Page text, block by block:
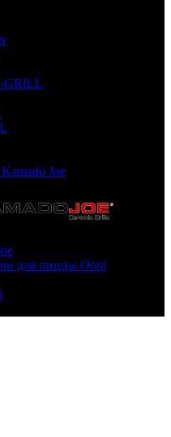
GRILL
Joe
для пиццы Ooni